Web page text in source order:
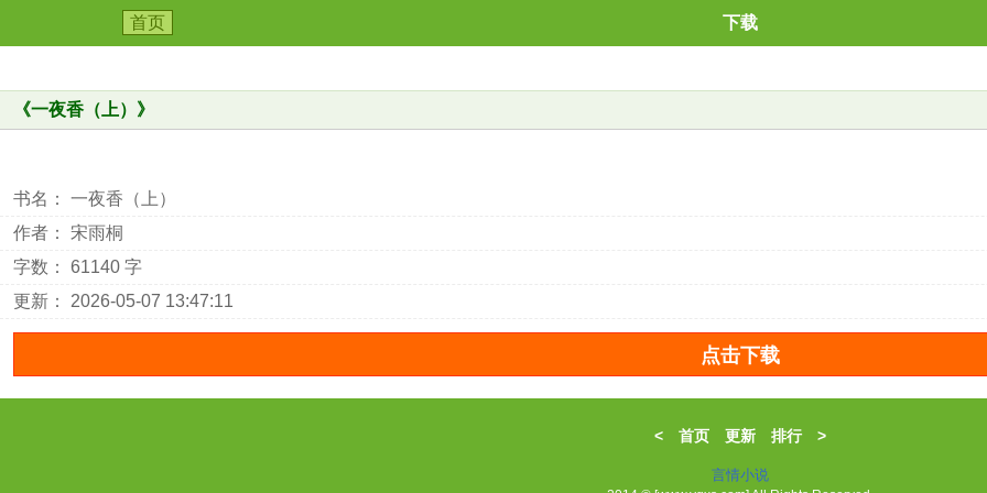
首页 下载
《一夜香（上） 》
书名： 一夜香（上）
作者： 宋雨桐
字数： 61140 字
更新： 2026-05-07 13:47:11
< 首页 更新 排行>
言情小说